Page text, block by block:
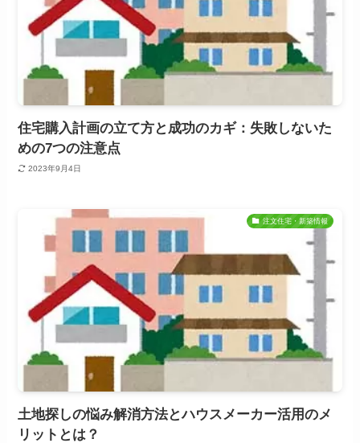
住宅購入計画の立て方と成功のカギ：失敗しないた
めの7つの注意点
2023年9月4日
注文住宅・新築情報
土地探しの悩み解消方法とハウスメーカー活用のメ
リットとは？